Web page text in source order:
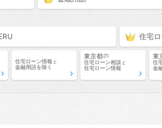
住宅
住宅ローン情報 と
金融用語を除く
東京都の
住宅ローン相談 と
住宅ローン情報
東
住
金